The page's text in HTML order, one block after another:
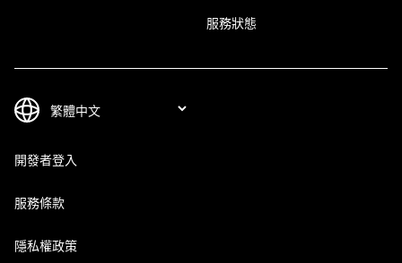
服務狀態
開發者登入
服務條款
隱私權政策